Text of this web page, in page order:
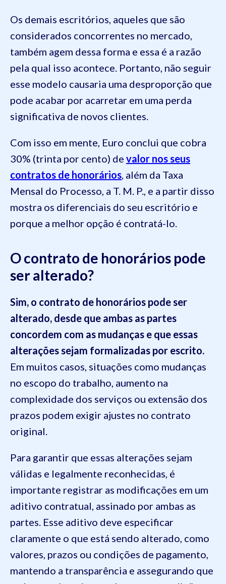
Os demais escritórios, aqueles que são
considerados concorrentes no mercado,
também agem dessa forma e essa é a razão
pela qual isso acontece. Portanto, não seguir
esse modelo causaria uma desproporção que
pode acabar por acarretar em uma perda
significativa de novos clientes.
Com isso em mente, Euro conclui que cobra
30% (trinta por cento) de valor nos seus
contratos de honorários, além da Taxa
Mensal do Processo, a T. M. P., e a partir disso
mostra os diferenciais do seu escritório e
porque a melhor opção é contratá-lo.
O contrato de honorários pode
ser alterado?
Sim, o contrato de honorários pode ser
alterado, desde que ambas as partes
concordem com as mudanças e que essas
alterações sejam formalizadas por escrito.
Em muitos casos, situações como mudanças
no escopo do trabalho, aumento na
complexidade dos serviços ou extensão dos
prazos podem exigir ajustes no contrato
original.
Para garantir que essas alterações sejam
válidas e legalmente reconhecidas, é
importante registrar as modificações em um
aditivo contratual, assinado por ambas as
partes. Esse aditivo deve especificar
claramente o que está sendo alterado, como
valores, prazos ou condições de pagamento,
mantendo a transparência e assegurando que